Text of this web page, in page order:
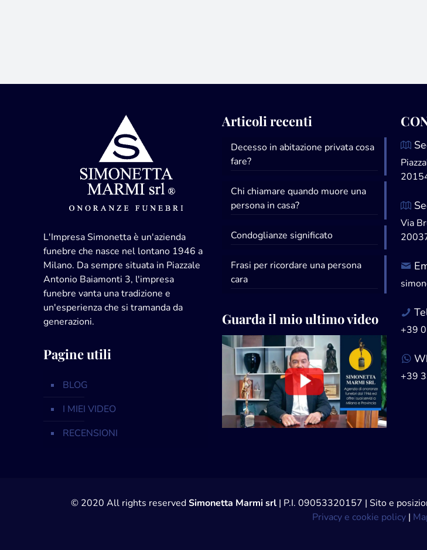
L'Impresa Simonetta è un'azienda
funebre che nasce nel lontano 1946 a
Milano. Da sempre situata in Piazzale
Antonio Baiamonti 3, l'impresa
funebre vanta una tradizione e
un'esperienza che si tramanda da
generazioni.
Pagine utili
BLOG
I MIEI VIDEO
RECENSIONI
Articoli recenti
Decesso in abitazione privata cosa
fare?
Chi chiamare quando muore una
persona in casa?
Condoglianze significato
Frasi per ricordare una persona
cara
Guarda il mio ultimo video
Via
+39
+39
© 2020 All rights reservedSimonetta Marmi srl | P.I. 09053320157 | Sito e
Privacy e cookie policy |